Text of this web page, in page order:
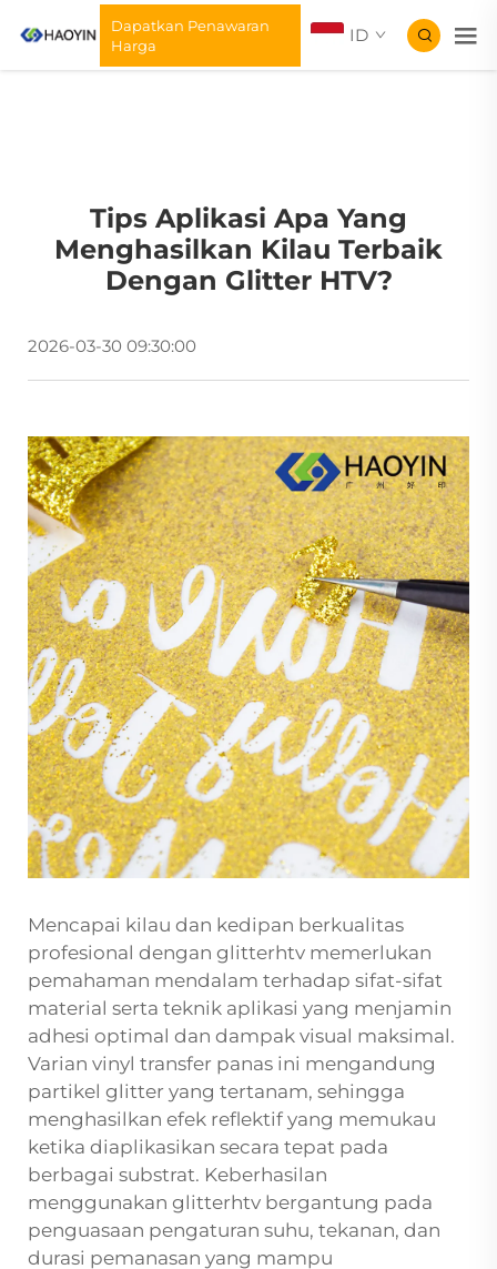
Dapatkan Penawaran
Harga
ID
Tips Aplikasi Apa Yang
Menghasilkan Kilau Terbaik
Dengan Glitter HTV?
2026-03-30 09:30:00
Mencapai kilau dan kedipan berkualitas
profesional dengan glitterhtv memerlukan
pemahaman mendalam terhadap sifat-sifat
material serta teknik aplikasi yang menjamin
adhesi optimal dan dampak visual maksimal.
Varian vinyl transfer panas ini mengandung
partikel glitter yang tertanam, sehingga
menghasilkan efek reflektif yang memukau
ketika diaplikasikan secara tepat pada
berbagai substrat. Keberhasilan
menggunakan glitterhtv bergantung pada
penguasaan pengaturan suhu, tekanan, dan
durasi pemanasan yang mampu